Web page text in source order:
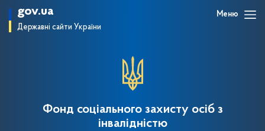
gov.ua
Державні сайти України
Меню
Фонд соціального захисту осіб з
інвалідністю